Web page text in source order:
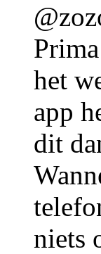
het
app
dit
niets